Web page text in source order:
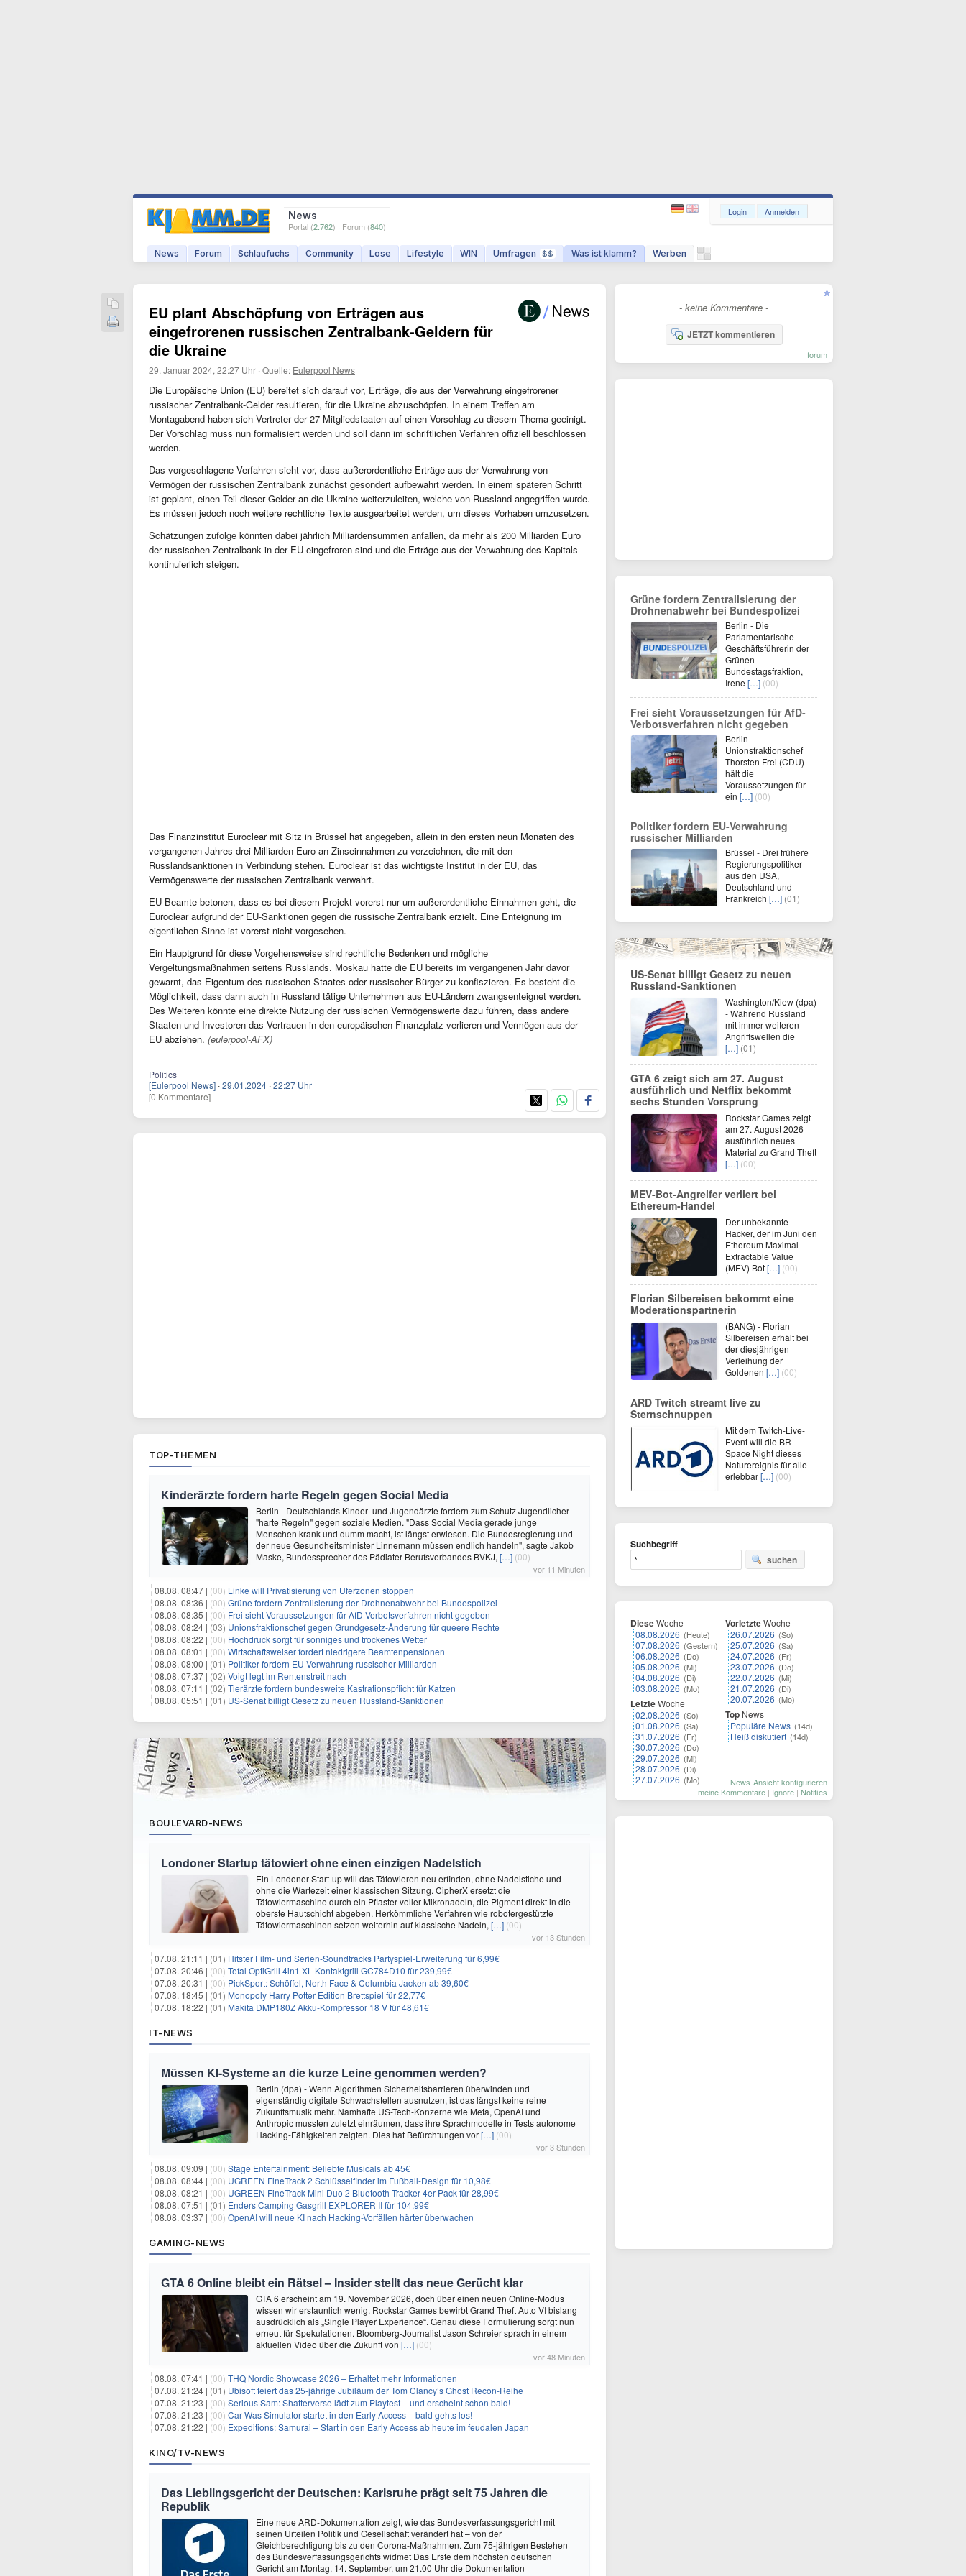
News
Portal (2.762) · Forum (840)
News Forum Schlaufuchs Community Lose Lifestyle WIN Umfragen $$ Was ist klamm? Werben
Login Anmelden
EU plant Abschöpfung von Erträgen aus
eingefrorenen russischen Zentralbank-Geldern für
die Ukraine
29. Januar 2024, 22:27 Uhr ·Quelle: Eulerpool News
Die Europäische Union (EU) bereitet sich darauf vor, Erträge, die aus der Verwahrung eingefrorener
russischer Zentralbank-Gelder resultieren, für die Ukraine abzuschöpfen. In einem Treffen am
Montagabend haben sich Vertreter der 27 Mitgliedstaaten auf einen Vorschlag zu diesem Thema geeinigt.
Der Vorschlag muss nun formalisiert werden und soll dann im schriftlichen Verfahren offiziell beschlossen
werden.
Das vorgeschlagene Verfahren sieht vor, dass außerordentliche Erträge aus der Verwahrung von
Vermögen der russischen Zentralbank zunächst gesondert aufbewahrt werden. In einem späteren Schritt
ist geplant, einen Teil dieser Gelder an die Ukraine weiterzuleiten, welche von Russland angegriffen wurde.
Es müssen jedoch noch weitere rechtliche Texte ausgearbeitet werden, um dieses Vorhaben umzusetzen.
Schätzungen zufolge könnten dabei jährlich Milliardensummen anfallen, da mehr als 200 Milliarden Euro
der russischen Zentralbank in der EU eingefroren sind und die Erträge aus der Verwahrung des Kapitals
kontinuierlich steigen.
Das Finanzinstitut Euroclear mit Sitz in Brüssel hat angegeben, allein in den ersten neun Monaten des
vergangenen Jahres drei Milliarden Euro an Zinseinnahmen zu verzeichnen, die mit den
Russlandsanktionen in Verbindung stehen. Euroclear ist das wichtigste Institut in der EU, das
Vermögenswerte der russischen Zentralbank verwahrt.
EU-Beamte betonen, dass es bei diesem Projekt vorerst nur um außerordentliche Einnahmen geht, die
Euroclear aufgrund der EU-Sanktionen gegen die russische Zentralbank erzielt. Eine Enteignung im
eigentlichen Sinne ist vorerst nicht vorgesehen.
Ein Hauptgrund für diese Vorgehensweise sind rechtliche Bedenken und mögliche
Vergeltungsmaßnahmen seitens Russlands. Moskau hatte die EU bereits im vergangenen Jahr davor
gewarnt, das Eigentum des russischen Staates oder russischer Bürger zu konfiszieren. Es besteht die
Möglichkeit, dass dann auch in Russland tätige Unternehmen aus EU-Ländern zwangsenteignet werden.
Des Weiteren könnte eine direkte Nutzung der russischen Vermögenswerte dazu führen, dass andere
Staaten und Investoren das Vertrauen in den europäischen Finanzplatz verlieren und Vermögen aus der
EU abziehen. (eulerpool-AFX)
Politics
[Eulerpool News] ·29.01.2024 ·22:27 Uhr
[0 Kommentare]
TOP-THEMEN
Kinderärzte fordern harte Regeln gegen Social Media
Berlin - Deutschlands Kinder- und Jugendärzte fordern zum Schutz Jugendlicher
"harte Regeln" gegen soziale Medien. "Dass Social Media gerade junge
Menschen krank und dumm macht, ist längst erwiesen. Die Bundesregierung und
der neue Gesundheitsminister Linnemann müssen endlich handeln", sagte Jakob
Maske, Bundessprecher des Pädiater-Berufsverbandes BVKJ, […] (00)
vor 11 Minuten
08.08. 08:47 | (00) Linke will Privatisierung von Uferzonen stoppen
08.08. 08:36 | (00) Grüne fordern Zentralisierung der Drohnenabwehr bei Bundespolizei
08.08. 08:35 | (00) Frei sieht Voraussetzungen für AfD-Verbotsverfahren nicht gegeben
08.08. 08:24 | (03) Unionsfraktionschef gegen Grundgesetz-Änderung für queere Rechte
08.08. 08:22 | (00) Hochdruck sorgt für sonniges und trockenes Wetter
08.08. 08:01 | (00) Wirtschaftsweiser fordert niedrigere Beamtenpensionen
08.08. 08:00 | (01) Politiker fordern EU-Verwahrung russischer Milliarden
08.08. 07:37 | (02) Voigt legt im Rentenstreit nach
08.08. 07:11 | (02) Tierärzte fordern bundesweite Kastrationspflicht für Katzen
08.08. 05:51 | (01) US-Senat billigt Gesetz zu neuen Russland-Sanktionen
BOULEVARD-NEWS
Londoner Startup tätowiert ohne einen einzigen Nadelstich
Ein Londoner Start-up will das Tätowieren neu erfinden, ohne Nadelstiche und
ohne die Wartezeit einer klassischen Sitzung. CipherX ersetzt die
Tätowiermaschine durch ein Pflaster voller Mikronadeln, die Pigment direkt in die
oberste Hautschicht abgeben. Herkömmliche Verfahren wie robotergestützte
Tätowiermaschinen setzen weiterhin auf klassische Nadeln, […] (00)
vor 13 Stunden
07.08. 21:11 | (01) Hitster Film- und Serien-Soundtracks Partyspiel-Erweiterung für 6,99€
07.08. 20:46 | (00) Tefal OptiGrill 4in1 XL Kontaktgrill GC784D10 für 239,99€
07.08. 20:31 | (00) PickSport: Schöffel, North Face & Columbia Jacken ab 39,60€
07.08. 18:45 | (01) Monopoly Harry Potter Edition Brettspiel für 22,77€
07.08. 18:22 | (01) Makita DMP180Z Akku-Kompressor 18 V für 48,61€
IT-NEWS
Müssen KI-Systeme an die kurze Leine genommen werden?
Berlin (dpa) - Wenn Algorithmen Sicherheitsbarrieren überwinden und
eigenständig digitale Schwachstellen ausnutzen, ist das längst keine reine
Zukunftsmusik mehr. Namhafte US-Tech-Konzerne wie Meta, OpenAI und
Anthropic mussten zuletzt einräumen, dass ihre Sprachmodelle in Tests autonome
Hacking-Fähigkeiten zeigten. Dies hat Befürchtungen vor[…] (00)
vor 3 Stunden
08.08. 09:09 | (00) Stage Entertainment: Beliebte Musicals ab 45€
08.08. 08:44 | (00) UGREEN FineTrack 2 Schlüsselfinder im Fußball-Design für 10,98€
08.08. 08:21 | (00) UGREEN FineTrack Mini Duo 2 Bluetooth-Tracker 4er-Pack für 28,99€
08.08. 07:51 | (01) Enders Camping Gasgrill EXPLORER II für 104,99€
08.08. 03:37 | (00) OpenAI will neue KI nach Hacking-Vorfällen härter überwachen
GAMING-NEWS
GTA 6 Online bleibt ein Rätsel – Insider stellt das neue Gerücht klar
GTA 6 erscheint am 19. November 2026, doch über einen neuen Online-Modus
wissen wir erstaunlich wenig. Rockstar Games bewirbt Grand Theft Auto VI bislang
ausdrücklich als „Single Player Experience“. Genau diese Formulierung sorgt nun
erneut für Spekulationen. Bloomberg-Journalist Jason Schreier sprach in einem
aktuellen Video über die Zukunft von […] (00)
vor 48 Minuten
08.08. 07:41 | (00) THQ Nordic Showcase 2026 – Erhaltet mehr Informationen
07.08. 21:24 | (01) Ubisoft feiert das 25-jährige Jubiläum der Tom Clancy’s Ghost Recon-Reihe
07.08. 21:23 | (00) Serious Sam: Shatterverse lädt zum Playtest – und erscheint schon bald!
07.08. 21:23 | (00) Car Was Simulator startet in den Early Access – bald gehts los!
07.08. 21:22 | (00) Expeditions: Samurai – Start in den Early Access ab heute im feudalen Japan
KINO/TV-NEWS
Das Lieblingsgericht der Deutschen: Karlsruhe prägt seit 75 Jahren die
Republik
Eine neue ARD-Dokumentation zeigt, wie das Bundesverfassungsgericht mit
seinen Urteilen Politik und Gesellschaft verändert hat – von der
Gleichberechtigung bis zu den Corona-Maßnahmen. Zum 75-jährigen Bestehen
des Bundesverfassungsgerichts widmet Das Erste dem höchsten deutschen
Gericht am Montag, 14. September, um 21.00 Uhr die Dokumentation
- keine Kommentare -
JETZT kommentieren
forum
Grüne fordern Zentralisierung der
Drohnenabwehr bei Bundespolizei
Berlin - Die
Parlamentarische
Geschäftsführerin der
Grünen-
Bundestagsfraktion,
Irene […] (00)
Frei sieht Voraussetzungen für AfD-
Verbotsverfahren nicht gegeben
Berlin -
Unionsfraktionschef
Thorsten Frei (CDU)
hält die
Voraussetzungen für
ein […] (00)
Politiker fordern EU-Verwahrung
russischer Milliarden
Brüssel - Drei frühere
Regierungspolitiker
aus den USA,
Deutschland und
Frankreich […] (01)
US-Senat billigt Gesetz zu neuen
Russland-Sanktionen
Washington/Kiew (dpa)
- Während Russland
mit immer weiteren
Angriffswellen die
[…] (01)
GTA 6 zeigt sich am 27. August
ausführlich und Netflix bekommt
sechs Stunden Vorsprung
Rockstar Games zeigt
am 27. August 2026
ausführlich neues
Material zu Grand Theft
[…] (00)
MEV-Bot-Angreifer verliert bei
Ethereum-Handel
Der unbekannte
Hacker, der im Juni den
Ethereum Maximal
Extractable Value
(MEV) Bot[…] (00)
Florian Silbereisen bekommt eine
Moderationspartnerin
(BANG) - Florian
Silbereisen erhält bei
der diesjährigen
Verleihung der
Goldenen […] (00)
ARD Twitch streamt live zu
Sternschnuppen
Mit dem Twitch-Live-
Event will die BR
Space Night dieses
Naturereignis für alle
erlebbar[…] (00)
Suchbegriff
suchen
DieseWoche
08.08.2026 (Heute)
07.08.2026 (Gestern)
06.08.2026 (Do)
05.08.2026 (Mi)
04.08.2026 (Di)
03.08.2026 (Mo)
LetzteWoche
02.08.2026 (So)
01.08.2026 (Sa)
31.07.2026 (Fr)
30.07.2026 (Do)
29.07.2026 (Mi)
28.07.2026 (Di)
27.07.2026 (Mo)
VorletzteWoche
26.07.2026 (So)
25.07.2026 (Sa)
24.07.2026 (Fr)
23.07.2026 (Do)
22.07.2026 (Mi)
21.07.2026 (Di)
20.07.2026 (Mo)
Top News
Populäre News (14d)
Heiß diskutiert (14d)
News-Ansicht konfigurieren
meine Kommentare | Ignore | Notifies